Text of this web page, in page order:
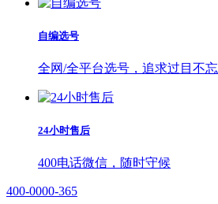
自编选号
全网/全平台选号，追求过目不忘
24小时售后
400电话微信，随时守候
400-0000-365